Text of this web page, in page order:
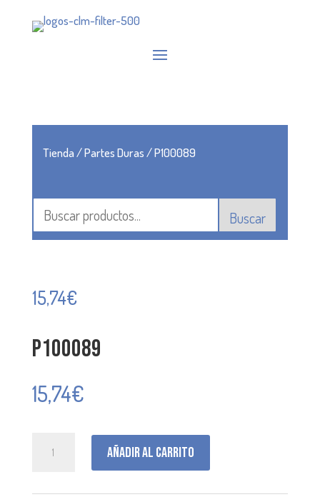
Tienda/Partes Duras/ P100089
Buscar
15,74€
P100089
15,74€
Añadir al carrito